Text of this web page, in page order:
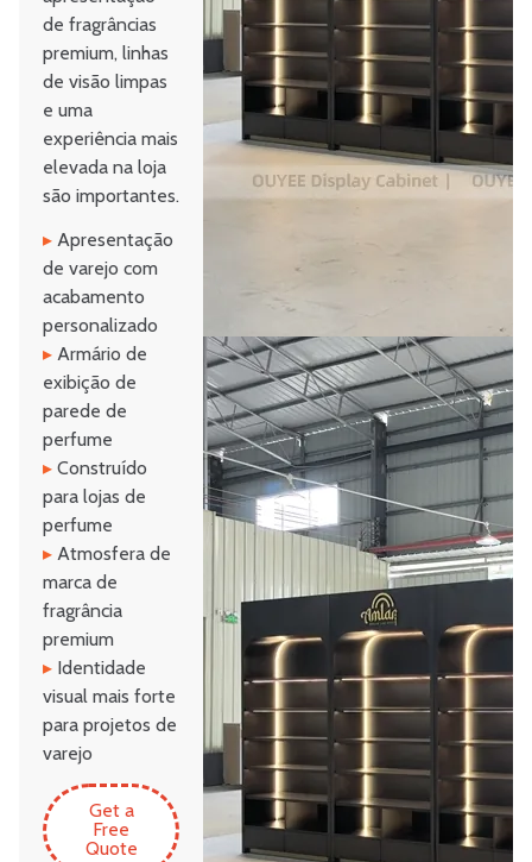
de fragrâncias
premium, linhas
de visão limpas
e uma
experiência mais
elevada na loja
são importantes.
▸ Apresentação
de varejo com
acabamento
personalizado
▸ Armário de
exibição de
parede de
perfume
▸ Construído
para lojas de
perfume
▸ Atmosfera de
marca de
fragrância
premium
▸ Identidade
visual mais forte
para projetos de
varejo
Get a
Free
Quote